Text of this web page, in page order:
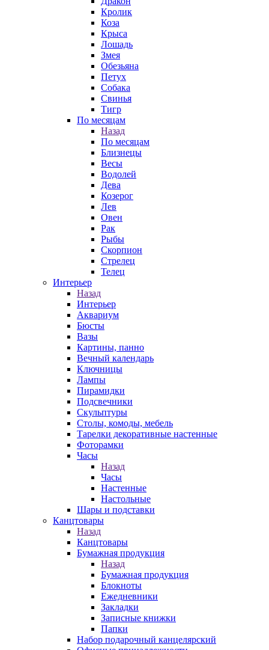
Кролик
Коза
Крыса
Лошадь
Змея
Обезьяна
Петух
Собака
Свинья
Тигр
По месяцам
Назад
По месяцам
Близнецы
Весы
Водолей
Дева
Козерог
Лев
Овен
Рак
Рыбы
Скорпион
Стрелец
Телец
Интерьер
Назад
Интерьер
Аквариум
Бюсты
Вазы
Картины, панно
Вечный календарь
Ключницы
Лампы
Пирамидки
Подсвечники
Скульптуры
Столы, комоды, мебель
Тарелки декоративные настенные
Фоторамки
Часы
Назад
Часы
Настенные
Настольные
Шары и подставки
Канцтовары
Назад
Канцтовары
Бумажная продукция
Назад
Бумажная продукция
Блокноты
Ежедневники
Закладки
Записные книжки
Папки
Набор подарочный канцелярский